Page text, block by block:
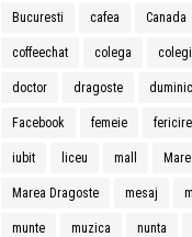
Bucuresti cafea Canada
coffeechat colega colegi
doctor dragoste
Facebook femeie fericire
iubit liceu mall
Marea Dragoste mesaj
munte muzica nunta